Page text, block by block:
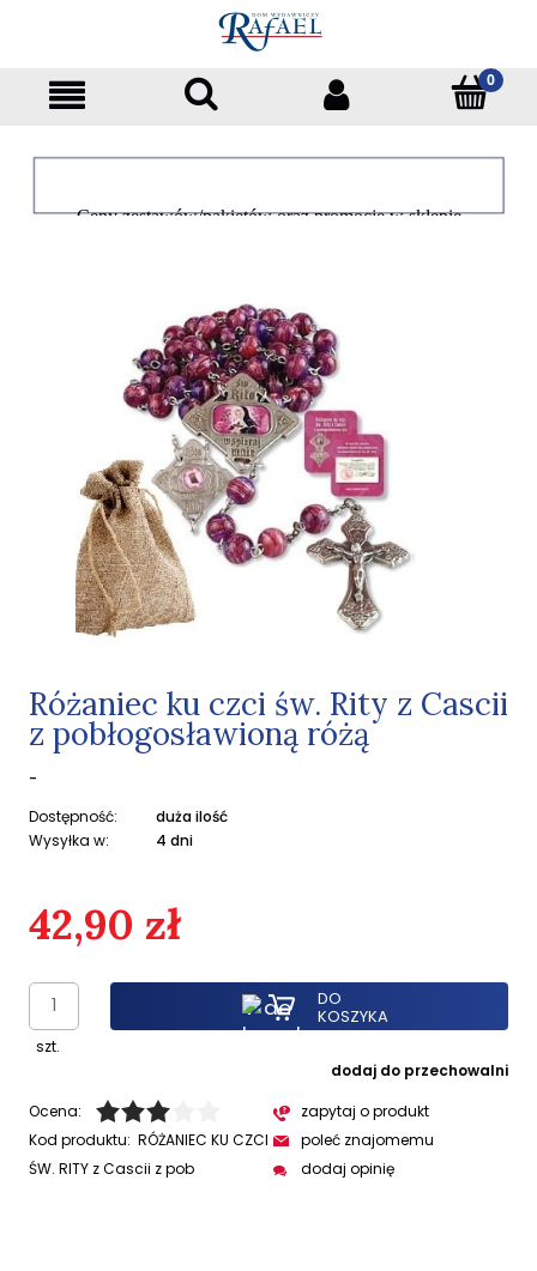
Ceny zestawów/pakietów oraz promocje w sklepie
Różaniec ku czci św. Rity z Cascii
z pobłogosławioną różą
-
Dostępność:
duża ilość
Wysyłka w:
4 dni
42,90 zł
szt.
DO
KOSZYKA
dodaj do przechowalni
Ocena:
Kod produktu: RÓŻANIEC KU CZCI
ŚW. RITY z Cascii z pob
zapytaj o produkt
poleć znajomemu
dodaj opinię